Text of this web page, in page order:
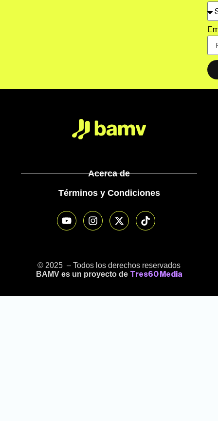
Acerca de
Términos y Condiciones
© 2025 – Todos los derechos reservados
BAMV es un proyecto de Tres60 Media